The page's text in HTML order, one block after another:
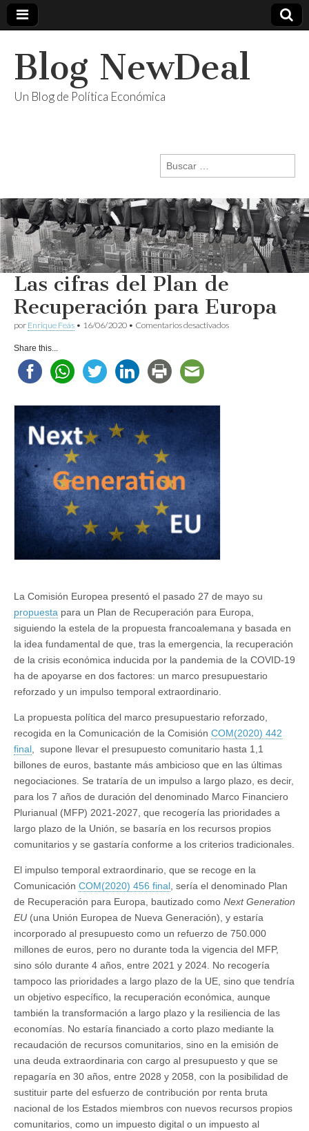
Blog NewDeal
Un Blog de Política Económica
Buscar:
Las cifras del Plan de
Recuperación para Europa
por Enrique Feás • 16/06/2020 • Comentarios desactivadosen
Share this...
La Comisión Europea presentó el pasado 27 de mayo su
propuesta para un Plan de Recuperación para Europa,
siguiendo la estela de la propuesta francoalemana y basada en
la idea fundamental de que, tras la emergencia, la recuperación
de la crisis económica inducida por la pandemia de la COVID-19
ha de apoyarse en dos factores: un marco presupuestario
reforzado y un impulso temporal extraordinario.
La propuesta política del marco presupuestario reforzado,
recogida en la Comunicación de la Comisión COM(2020) 442
final , supone llevar el presupuesto comunitario hasta 1,1
billones de euros, bastante más ambicioso que en las últimas
negociaciones. Se trataría de un impulso a largo plazo, es decir,
para los 7 años de duración del denominado Marco Financiero
Plurianual (MFP) 2021-2027, que recogería las prioridades a
largo plazo de la Unión, se basaría en los recursos propios
comunitarios y se gastaría conforme a los criterios tradicionales.
El impulso temporal extraordinario, que se recoge en la
Comunicación COM(2020) 456 final , sería el denominado Plan
de Recuperación para Europa, bautizado como Next Generation
EU (una Unión Europea de Nueva Generación), y estaría
incorporado al presupuesto como un refuerzo de 750.000
millones de euros, pero no durante toda la vigencia del MFP,
sino sólo durante 4 años, entre 2021 y 2024. No recogería
tampoco las prioridades a largo plazo de la UE, sino que tendría
un objetivo específico, la recuperación económica, aunque
también la transformación a largo plazo y la resiliencia de las
economías. No estaría financiado a corto plazo mediante la
recaudación de recursos comunitarios, sino en la emisión de
una deuda extraordinaria con cargo al presupuesto y que se
repagaría en 30 años, entre 2028 y 2058, con la posibilidad de
sustituir parte del esfuerzo de contribución por renta bruta
nacional de los Estados miembros con nuevos recursos propios
comunitarios, como un impuesto digital o un impuesto al